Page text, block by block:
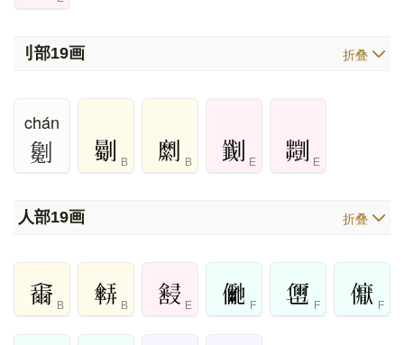
刂部19画 折叠
chán
劖 B B E E
人部19画 折叠
B B E F F F